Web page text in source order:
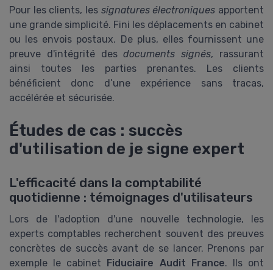
Pour les clients, les signatures électroniques apportent
une grande simplicité. Fini les déplacements en cabinet
ou les envois postaux. De plus, elles fournissent une
preuve d'intégrité desdocuments signés, rassurant
ainsi toutes les parties prenantes. Les clients
bénéficient donc d’une expérience sans tracas,
accélérée et sécurisée.
Études de cas : succès
d'utilisation de je signe expert
L'efficacité dans la comptabilité
quotidienne : témoignages d'utilisateurs
Lors de l'adoption d'une nouvelle technologie, les
experts comptables recherchent souvent des preuves
concrètes de succès avant de se lancer. Prenons par
exemple le cabinet
Fiduciaire Audit France. Ils ont